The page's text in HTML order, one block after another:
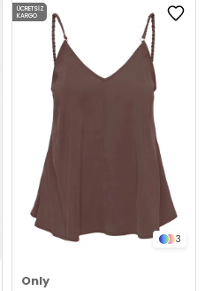
3
Only
ÜCRETSIZ
KARGO